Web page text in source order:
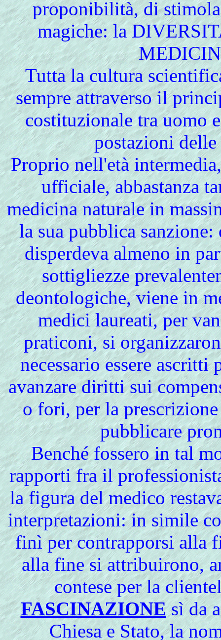
proponibilità, di
magiche: la
Tuttala cultura
sempre attraverso il
costituzionale tra uomo
postazioni
Proprio nell'età
ufficiale, abbastanza
medicina naturale in
la sua pubblica
disperdeva almeno in
sottigliezze
deontologiche, viene in
medici laureati, per
praticoni, si
necessario essere ascritti
avanzare diritti sui
o fori, per la
pubblicare
Benché fossero in tal
rapporti fra il
la figura del medico
interpretazioni: in simile
finì per contrapporsi alla
alla fine si attribuirono,
contese per la
FASCINAZIONEsì da
Chiesa e Stato, la